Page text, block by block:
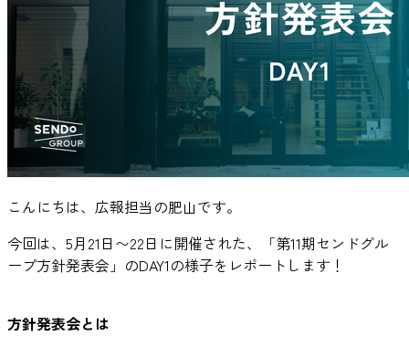
こんにちは、広報担当の肥山です。
今回は、5月21日〜22日に開催された、「第11期センドグル
ープ方針発表会」のDAY1の様子をレポートします！
方針発表会とは